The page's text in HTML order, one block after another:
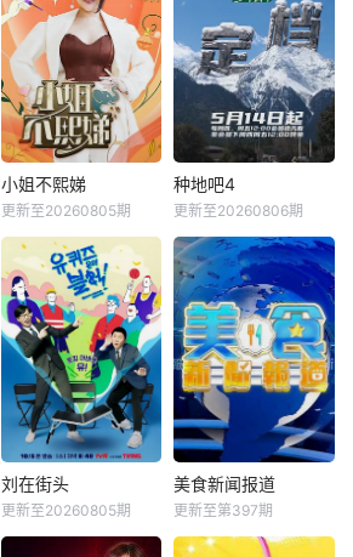
小姐不熙娣
更新至20260805期
种地吧4
更新至20260806期
刘在街头
更新至20260805期
美食新闻报道
更新至第397期